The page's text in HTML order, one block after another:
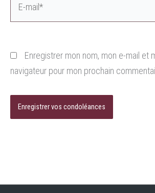
Enregistrer mon nom, mon e-mail et
navigateur pour mon prochain